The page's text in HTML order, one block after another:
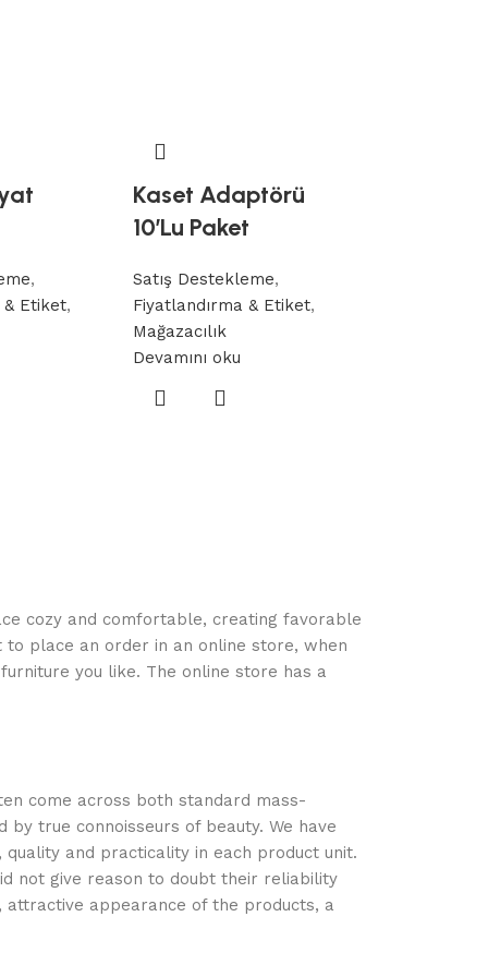
,
& Etiket,
Kaset Adaptörü
10’Lu Paket
Satış Destekleme,
Fiyatlandırma & Etiket,
Mağazacılık
Devamını oku
cozy and comfortable, creating favorable
place an order in an online store, when
you like. The online store has a
come across both standard mass-
true connoisseurs of beauty. We have
and practicality in each product unit.
not give reason to doubt their reliability
appearance of the products, a